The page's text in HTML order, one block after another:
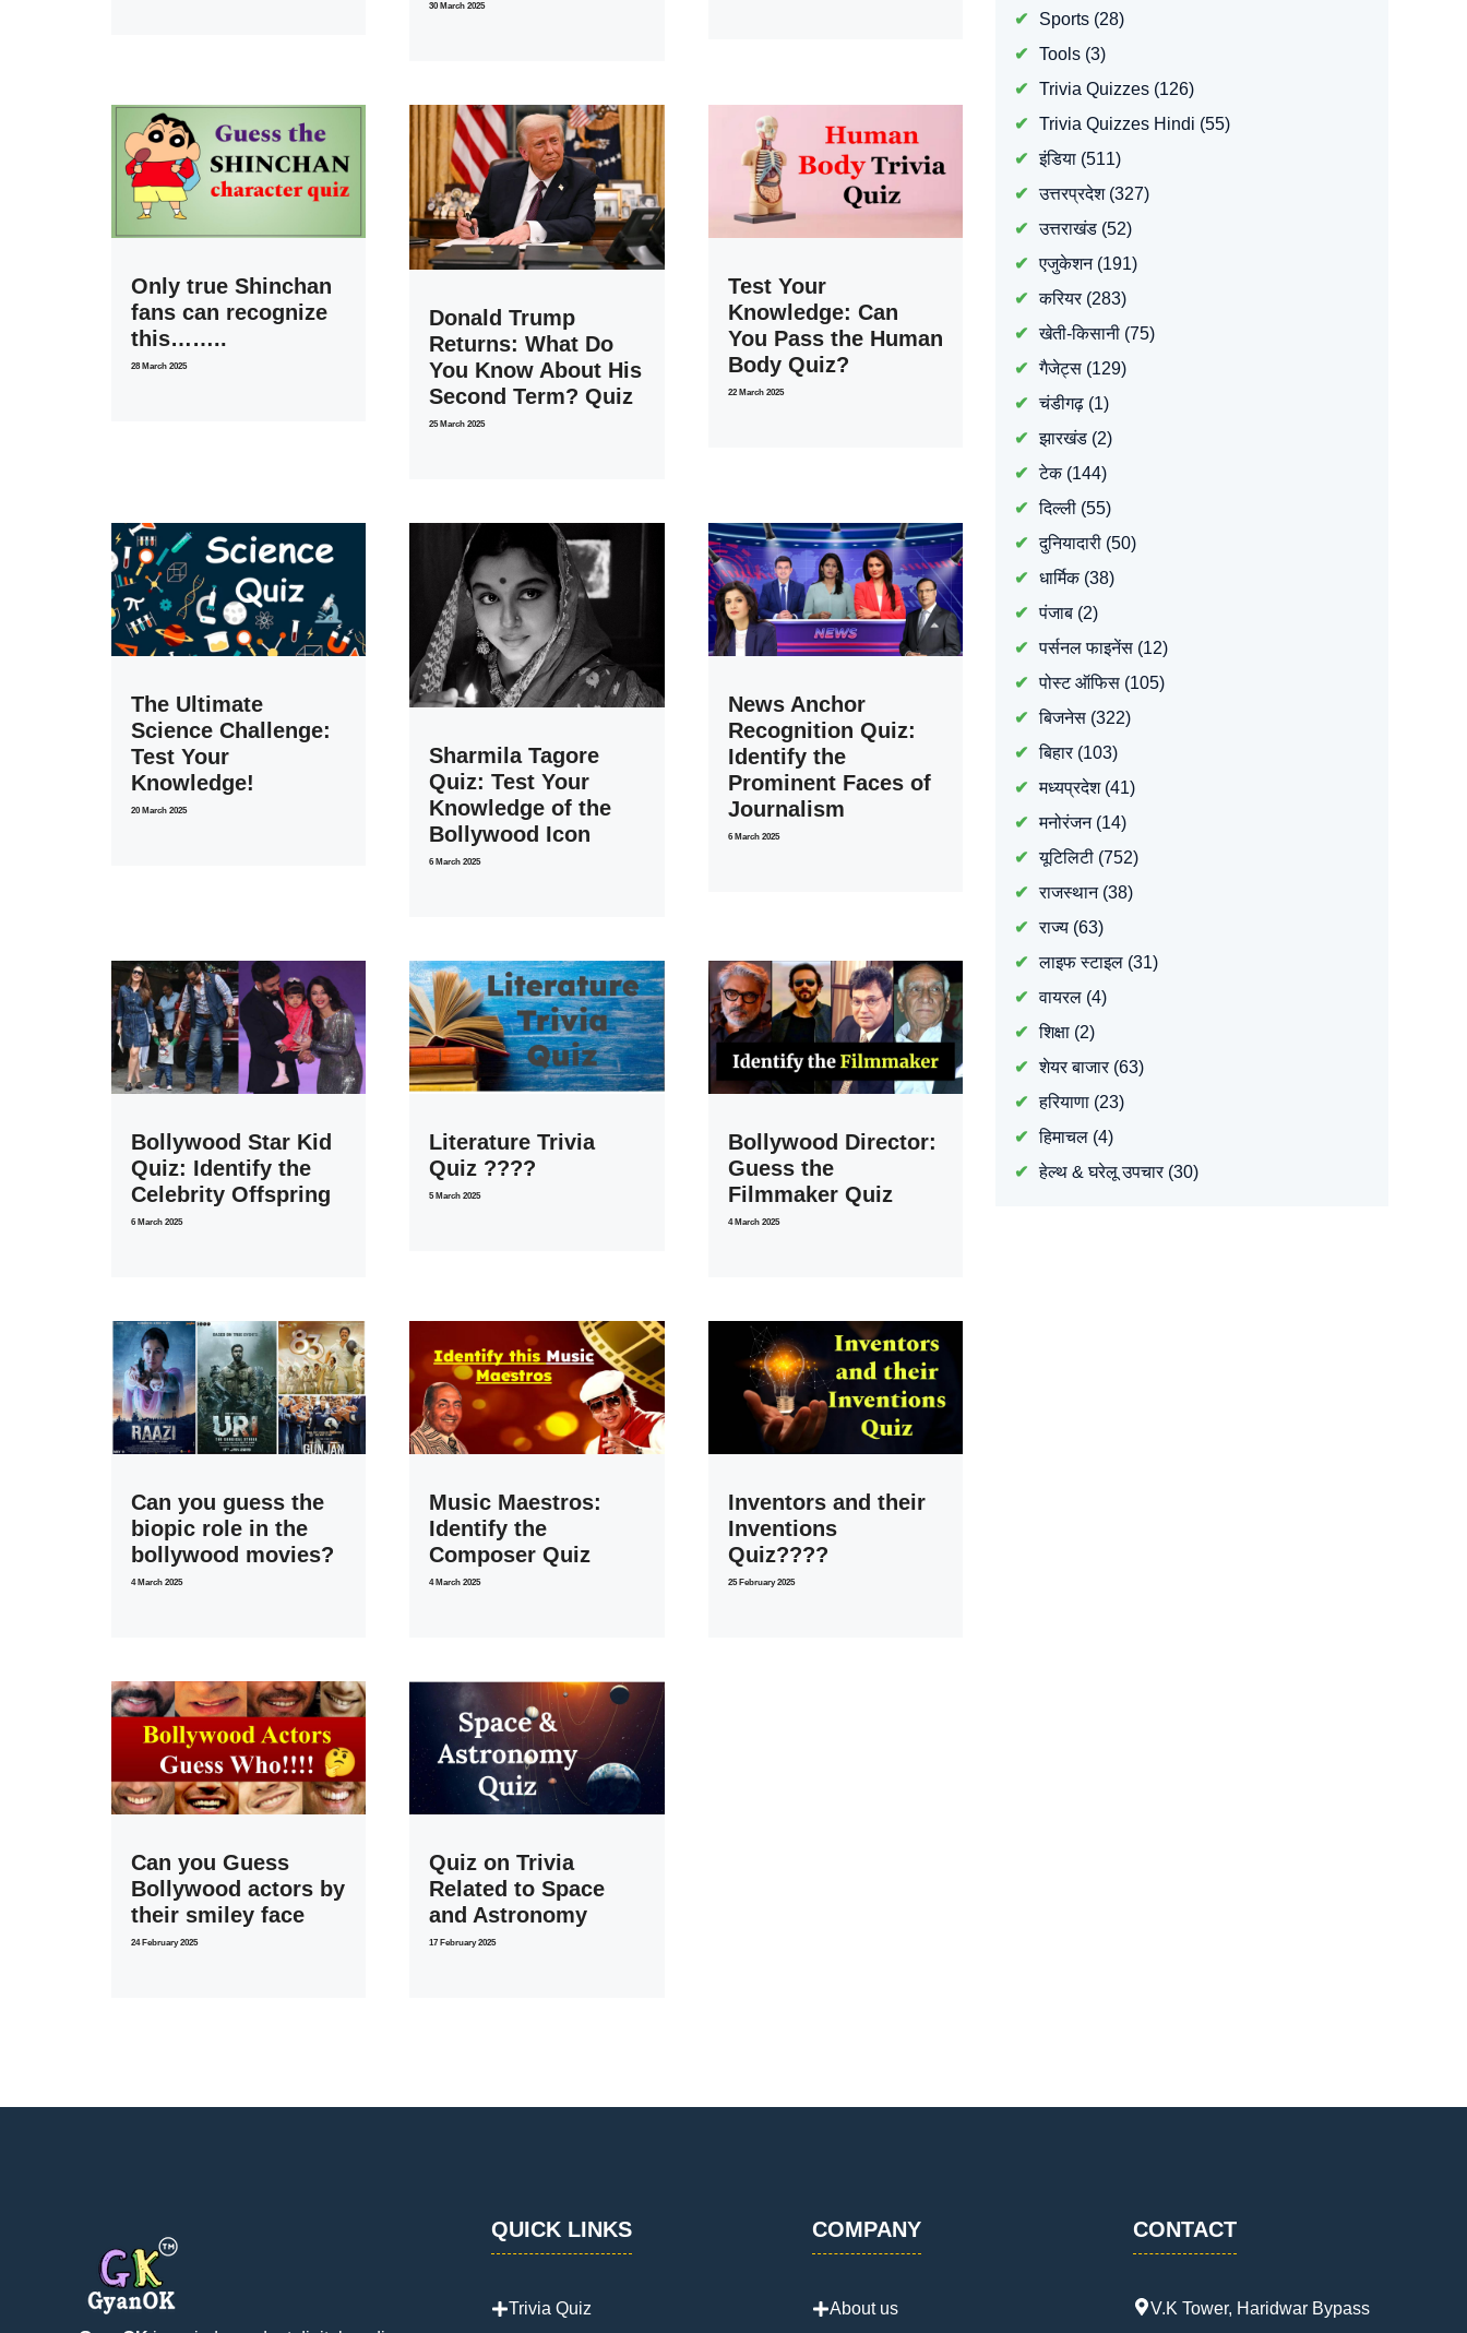
30 March 2025
Only true Shinchan
fans can recognize
this……..
28 March 2025
Donald Trump
Returns: What Do
You Know About His
Second Term? Quiz
25 March 2025
Test Your
Knowledge: Can
You Pass the Human
Body Quiz?
22 March 2025
The Ultimate
Science Challenge:
Test Your
Knowledge!
20 March 2025
Sharmila Tagore
Quiz: Test Your
Knowledge of the
Bollywood Icon
6 March 2025
News Anchor
Recognition Quiz:
Identify the
Prominent Faces of
Journalism
6 March 2025
Bollywood Star Kid
Quiz: Identify the
Celebrity Offspring
6 March 2025
Literature Trivia
Quiz ????
5 March 2025
Bollywood Director:
Guess the
Filmmaker Quiz
4 March 2025
Can you guess the
biopic role in the
bollywood movies?
4 March 2025
Music Maestros:
Identify the
Composer Quiz
4 March 2025
Inventors and their
Inventions
Quiz????
25 February 2025
Can you Guess
Bollywood actors by
their smiley face
24 February 2025
Quiz on Trivia
Related to Space
and Astronomy
17 February 2025
Sports(28)
Tools(3)
Trivia Quizzes(126)
Trivia Quizzes Hindi (55)
इंडिया(511)
उत्तरप्रदेश(327)
उत्तराखंड(52)
एजुकेशन(191)
करियर(283)
खेती-किसानी(75)
गैजेट्स(129)
चंडीगढ़(1)
झारखंड(2)
टेक(144)
दिल्ली(55)
दुनियादारी(50)
धार्मिक(38)
पंजाब(2)
पर्सनल फाइनेंस(12)
पोस्ट ऑफिस(105)
बिजनेस(322)
बिहार(103)
मध्यप्रदेश(41)
मनोरंजन(14)
यूटिलिटी(752)
राजस्थान(38)
राज्य(63)
लाइफ स्टाइल(31)
वायरल(4)
शिक्षा(2)
शेयर बाजार(63)
हरियाणा(23)
हिमाचल(4)
हेल्थ & घरेलू उपचार(30)
QUICK LINKS
Trivia Quiz
COMPANY
About us
CONTACT
V.K Tower, Haridwar Bypass